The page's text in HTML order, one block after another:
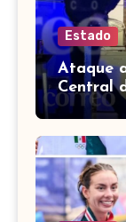
Estado
Ataque
Central
muerto